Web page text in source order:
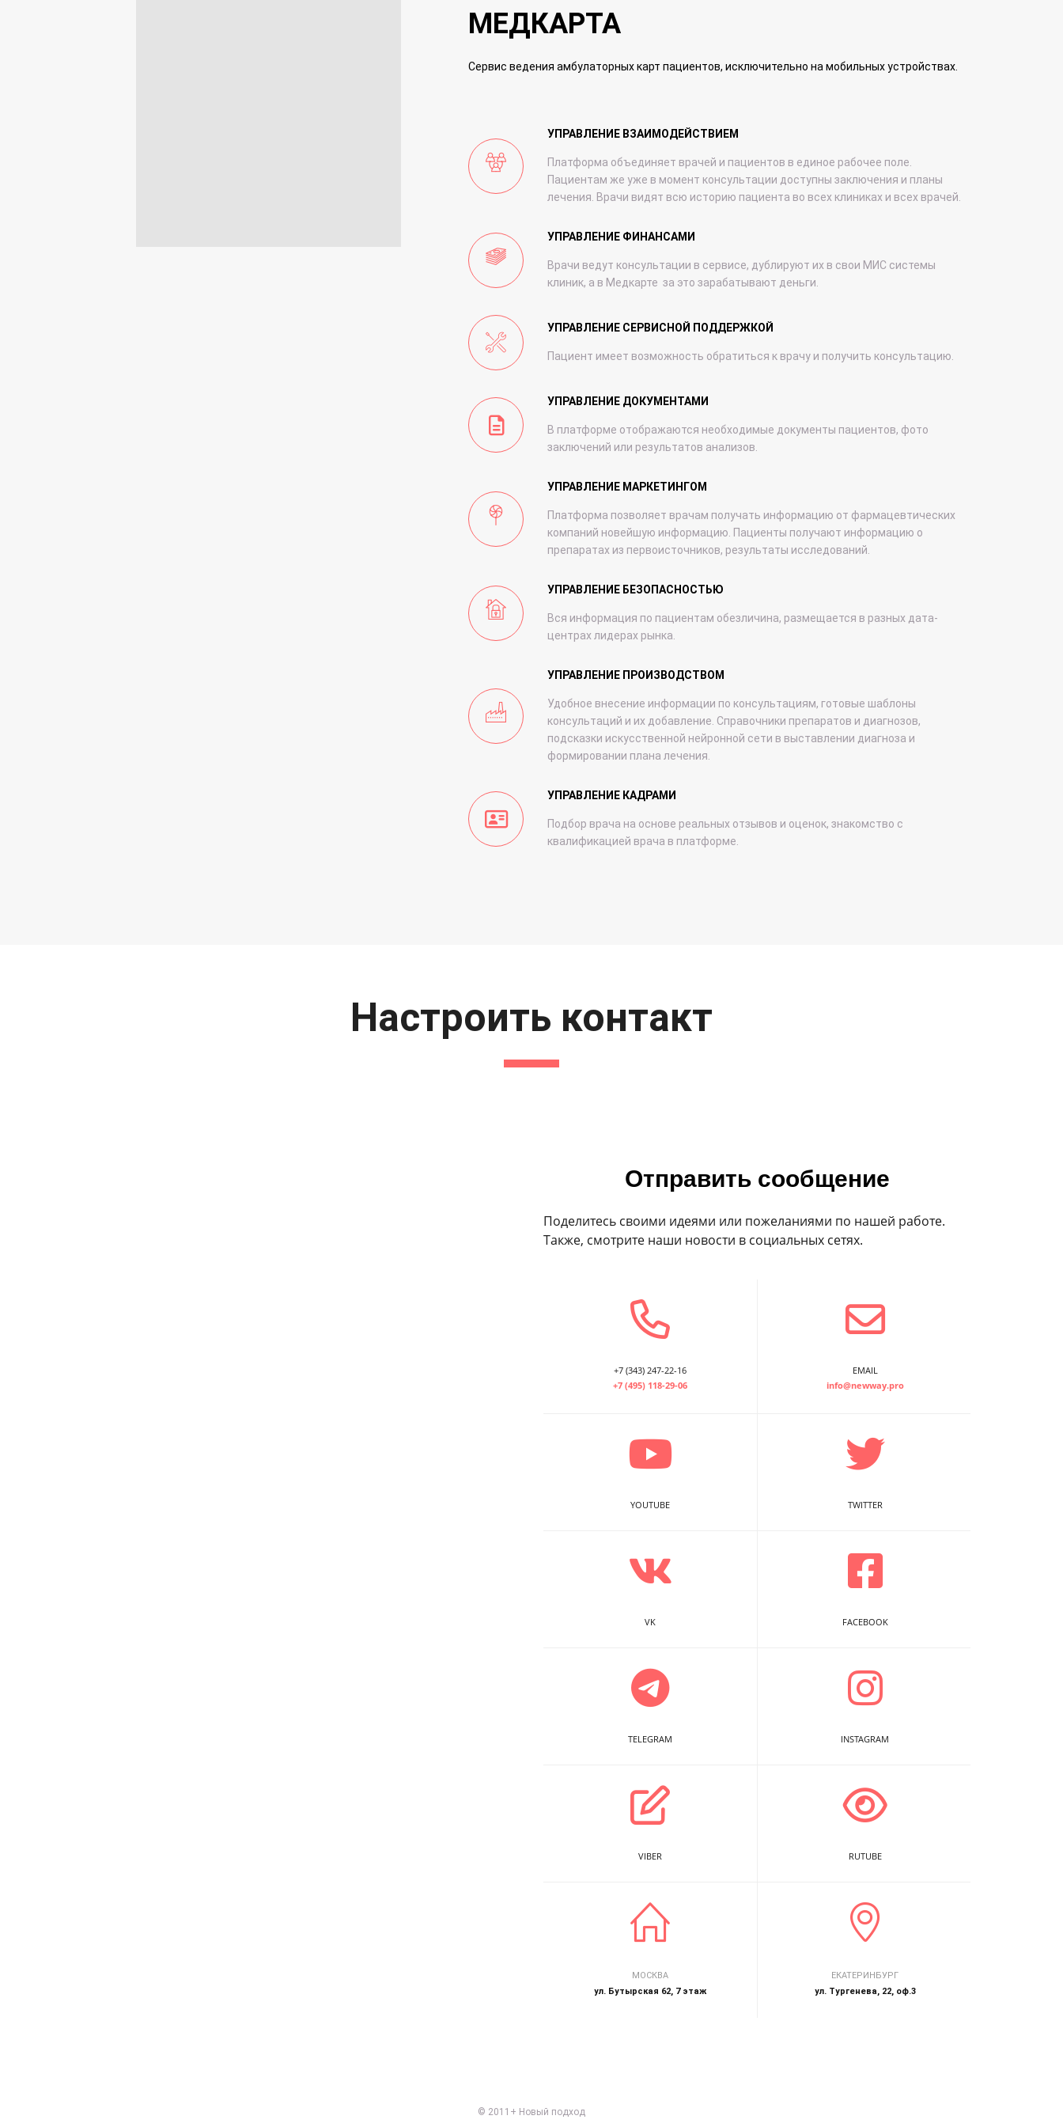
МЕДКАРТА
Сервис ведения амбулаторных карт пациентов, исключительно на мобильных устройствах.
УПРАВЛЕНИЕ ВЗАИМОДЕЙСТВИЕМ
Платформа объединяет врачей и пациентов в единое рабочее поле.
Пациентам же уже в момент консультации доступны заключения и планы
лечения. Врачи видят всю историю пациента во всех клиниках и всех врачей.
УПРАВЛЕНИЕ ФИНАНСАМИ
Врачи ведут консультации в сервисе, дублируют их в свои МИС системы
клиник, а в Медкарте за это зарабатывают деньги.
УПРАВЛЕНИЕ СЕРВИСНОЙ ПОДДЕРЖКОЙ
Пациент имеет возможность обратиться к врачу и получить консультацию.
УПРАВЛЕНИЕ ДОКУМЕНТАМИ
В платформе отображаются необходимые документы пациентов, фото
заключений или результатов анализов.
УПРАВЛЕНИЕ МАРКЕТИНГОМ
Платформа позволяет врачам получать информацию от фармацевтических
компаний новейшую информацию. Пациенты получают информацию о
препаратах из первоисточников, результаты исследований.
УПРАВЛЕНИЕ БЕЗОПАСНОСТЬЮ
Вся информация по пациентам обезличина, размещается в разных дата-
центрах лидерах рынка.
УПРАВЛЕНИЕ ПРОИЗВОДСТВОМ
Удобное внесение информации по консультациям, готовые шаблоны
консультаций и их добавление. Справочники препаратов и диагнозов,
подсказки искусственной нейронной сети в выставлении диагноза и
формировании плана лечения.
УПРАВЛЕНИЕ КАДРАМИ
Подбор врача на основе реальных отзывов и оценок, знакомство с
квалификацией врача в платформе.
Настроить контакт
Отправить сообщение
Поделитесь своими идеями или пожеланиями по нашей работе.
Также, смотрите наши новости в социальных сетях.
+7 (343) 247-22-16
+7 (495) 118-29-06
EMAIL
info@newway.pro
YOUTUBE TWITTER
VK FACEBOOK
TELEGRAM INSTAGRAM
VIBER RUTUBE
МОСКВА
ул. Бутырская 62, 7 этаж
ЕКАТЕРИНБУРГ
ул. Тургенева, 22, оф.3
© 2011+ Новый подход